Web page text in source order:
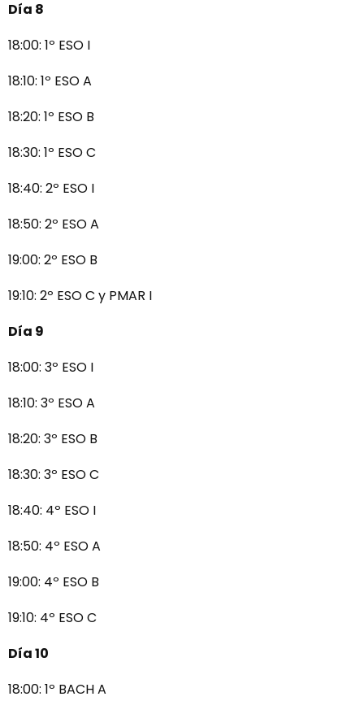
Día 8
18:00: 1º ESO I
18:10: 1º ESO A
18:20: 1º ESO B
18:30: 1º ESO C
18:40: 2º ESO I
18:50: 2º ESO A
19:00: 2º ESO B
19:10: 2º ESO C y PMAR I
Día 9
18:00: 3º ESO I
18:10: 3º ESO A
18:20: 3º ESO B
18:30: 3º ESO C
18:40: 4º ESO I
18:50: 4º ESO A
19:00: 4º ESO B
19:10: 4º ESO C
Día 10
18:00: 1º BACH A